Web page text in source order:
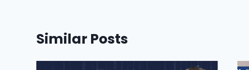
Similar Posts